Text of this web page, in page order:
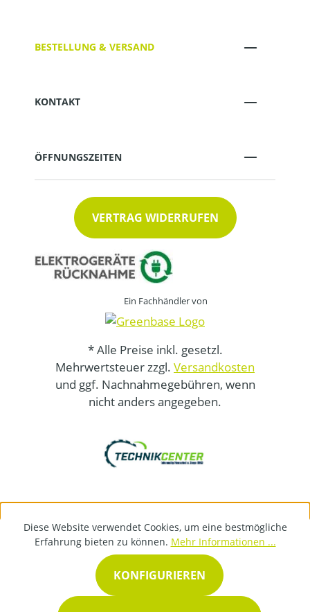
BESTELLUNG & VERSAND
KONTAKT
ÖFFNUNGSZEITEN
VERTRAG WIDERRUFEN
Ein Fachhändler von
* Alle Preise inkl. gesetzl.
Mehrwertsteuer zzgl. Versandkosten
und ggf. Nachnahmegebühren, wenn
nicht anders angegeben.
Diese Website verwendet Cookies, um eine bestmögliche
Erfahrung bieten zu können. Mehr Informationen ...
KONFIGURIEREN